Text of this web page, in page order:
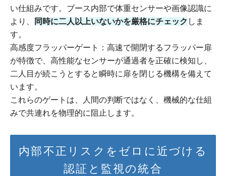
い仕組みです。ブース内部で体重センサーや画像認識に
より、
同時に二人以上いないかを厳格にチェック しま
す。
高感度フラッパーゲート：高速で開閉するフラッパー扉
が特徴で、高性能なセンサーが通過者を正確に検知し、
二人目が続こうとすると瞬時に扉を閉じる機構を備えて
います。
これらのゲートは、人間の判断ではなく、機械的な仕組
みで共連れを物理的に阻止します。
内部不正リスクをゼロに近づける
認証と監視の統合